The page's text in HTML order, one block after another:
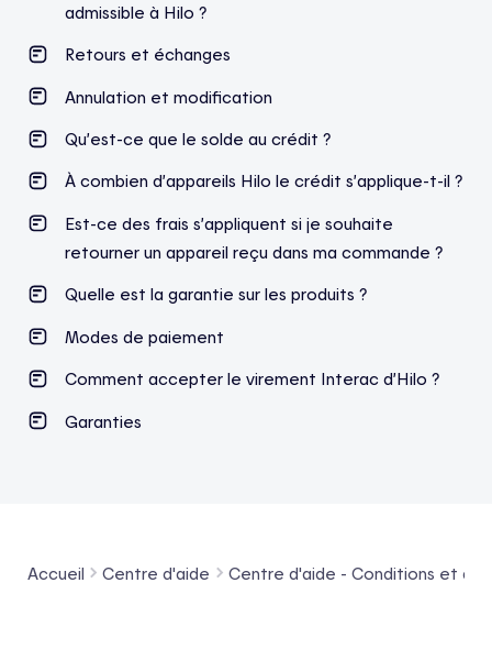
admissible à Hilo ?
Retours et échanges
Annulation et modification
Qu’est-ce que le solde au crédit ?
À combien d’appareils Hilo le crédit s’applique-t-il ?
Est-ce des frais s’appliquent si je souhaite
retourner un appareil reçu dans ma commande ?
Quelle est la garantie sur les produits ?
Modes de paiement
Comment accepter le virement Interac d’Hilo ?
Garanties
Accueil Centre d'aide Centre d'aide - Conditions et